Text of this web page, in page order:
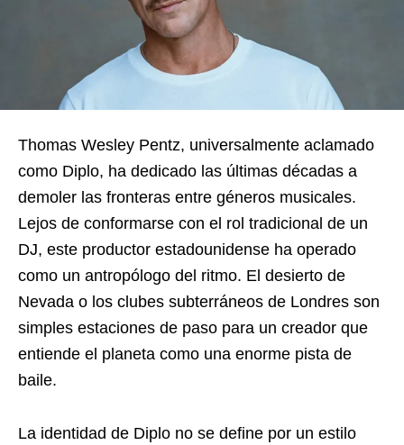
Thomas Wesley Pentz, universalmente aclamado
como Diplo, ha dedicado las últimas décadas a
demoler las fronteras entre géneros musicales.
Lejos de conformarse con el rol tradicional de un
DJ, este productor estadounidense ha operado
como un antropólogo del ritmo. El desierto de
Nevada o los clubes subterráneos de Londres son
simples estaciones de paso para un creador que
entiende el planeta como una enorme pista de
baile.
La identidad de Diplo no se define por un estilo